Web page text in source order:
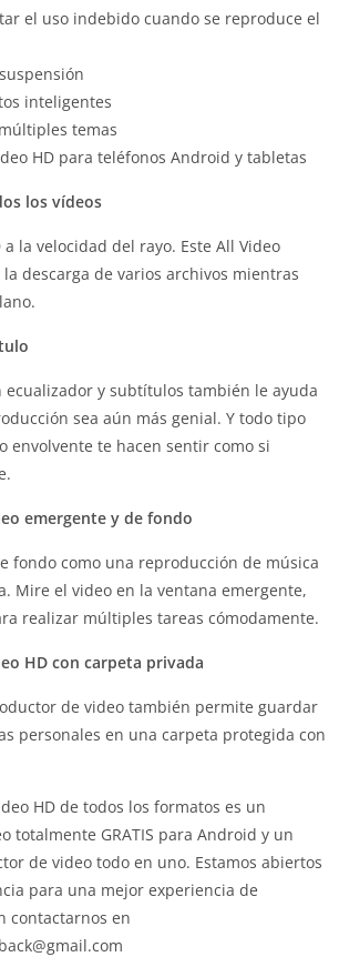
el uso indebido cuando se reproduce el
inteligentes
temas
HD para teléfonos Android y tabletas
los vídeos
a la velocidad del rayo. Este All Video
descarga de varios archivos mientras
ecualizador y subtítulos también le ayuda
sea aún más genial. Y todo tipo
envolvente te hacen sentir como si
emergente y de fondo
fondo como una reproducción de música
Mire el video en la ventana emergente,
realizar múltiples tareas cómodamente.
HD con carpeta privada
de video también permite guardar
personales en una carpeta protegida con
HD de todos los formatos es un
totalmente GRATIS para Android y un
de video todo en uno. Estamos abiertos
para una mejor experiencia de
contactarnos en